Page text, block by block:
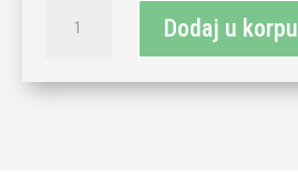
lampa
bijela
Dodaj u korpu